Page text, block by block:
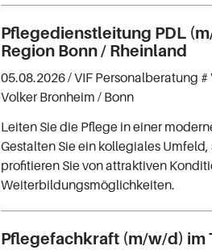
Pflegedienstleitung PDL
Region Bonn / Rheinland
05.08.2026 /VIF Personalberatung
Volker Bronheim / Bonn
Leiten Sie die Pflege in einer
Gestalten Sie ein kollegiales
profitieren Sie von attraktiven
Weiterbildungsmöglichkeiten.
Pflegefachkraft (m/w/d) im